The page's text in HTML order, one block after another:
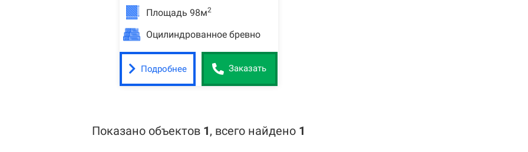
Площадь 98м2
Оцилиндрованное бревно
Подробнее Заказать
Показано объектов 1, всего найдено 1